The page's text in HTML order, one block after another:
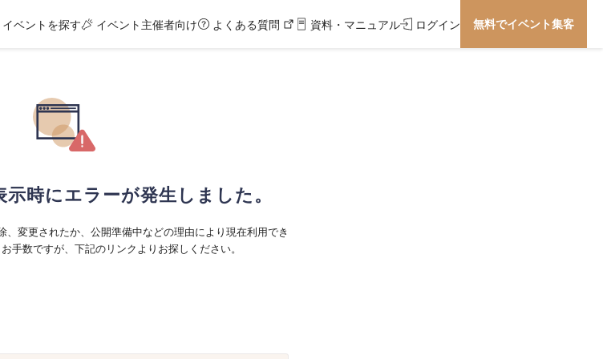
イベントを探す イベント主催者向け よくある質問 資料・マニュアル ログイン 無料でイベント集客
時にエラーが発生しました。
、変更されたか、公開準備中などの理由により現在利用でき
手数ですが、下記のリンクよりお探しください。